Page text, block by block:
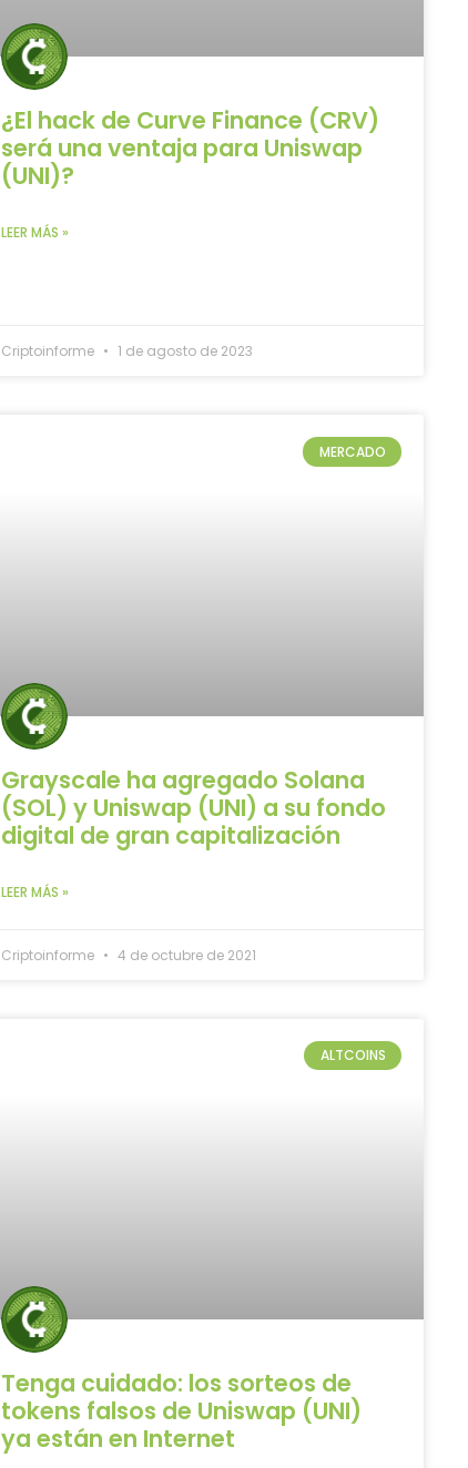
¿El hack de Curve Finance (CRV)
será una ventaja para Uniswap
(UNI)?
LEER MÁS »
Criptoinforme 1 de agosto de 2023
MERCADO
Grayscale ha agregado Solana
(SOL) y Uniswap (UNI) a su fondo
digital de gran capitalización
LEER MÁS »
Criptoinforme 4 de octubre de 2021
ALTCOINS
Tenga cuidado: los sorteos de
tokens falsos de Uniswap (UNI)
ya están en Internet